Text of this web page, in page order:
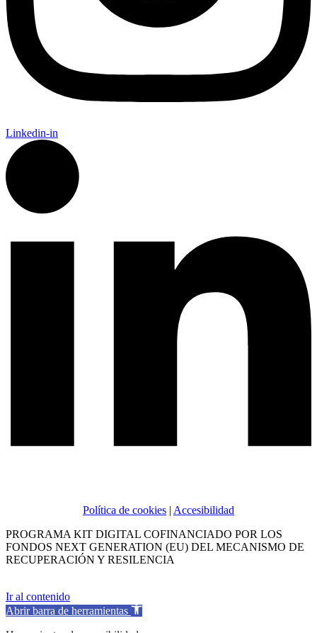
Linkedin-in
Política de cookies | Accesibilidad
PROGRAMA KIT DIGITAL COFINANCIADO POR LOS
FONDOS NEXT GENERATION (EU) DEL MECANISMO DE
RECUPERACIÓN Y RESILENCIA
Ir al contenido
Abrir barra de herramientas